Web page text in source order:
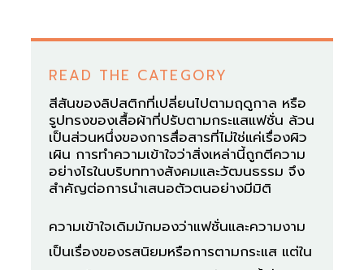
READ THE CATEGORY
สีสันของลิปสติกที่เปลี่ยนไปตามฤดูกาล หรือ
รูปทรงของเสื้อผ้าที่ปรับตามกระแสแฟชั่น ล้วน
เป็นส่วนหนึ่งของการสื่อสารที่ไม่ใช่แค่เรื่องผิว
เผิน การทำความเข้าใจว่าสิ่งเหล่านี้ถูกตีความ
อย่างไรในบริบททางสังคมและวัฒนธรรม จึง
สำคัญต่อการนำเสนอตัวตนอย่างมีมิติ
ความเข้าใจเดิมมักมองว่าแฟชั่นและความงาม
เป็นเรื่องของรสนิยมหรือการตามกระแส แต่ใน